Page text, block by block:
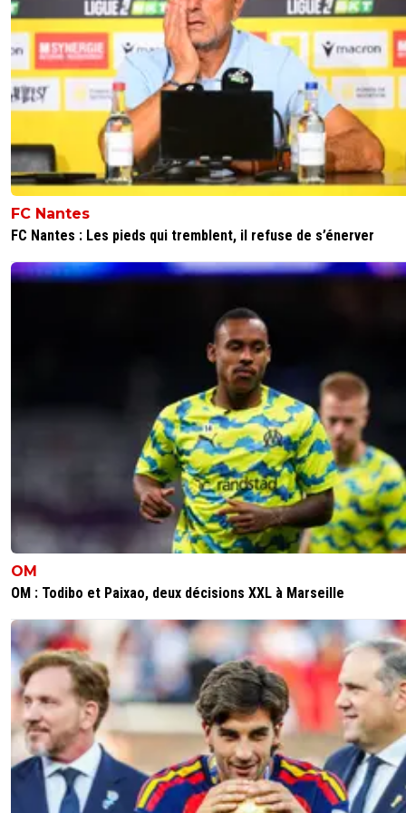
de ne pas avoir besoin de céder même si il y a
très grosse offre.
+ Répondre
joekidd
Je suis entièrement d'accord avec toi.Quand
joueur est déclaré intransférable (surtout au
voir les médias espagnols dire qu'il peut y avoir
discussion à partir d'un certain montant (quel
pour vendre et faire du clics.Et Foot01 se fait
le porte-voix de ces "merdias" (tiens, ça me
quelqu'un^^) qui ne font que des fake news.
+0
Déjà il n'est pas à vendre et 130M€ c'est pas cher du
un joueur comme Vitinha qui est un des meilleurs au
son poste..même a 150 c'est mort! Il est intransferable
Répondre
hugo-da-costa 05 août 2025 à 12:12 +0
Rumeurs des espagnols c'est bidon ..
Fake. 0 discussion. Il est verrouillé ! On garde
0+ Répondre
th4n 05 août 2025 à 11:45 +0
C'est pas le genre de cible de ces radins, ils cherchent
en fin de contrat prêt à partir libre. Lui on vient de le
pour longtemps et on est pas en manque de fonds donc
rumeurs bidons ...
FC Nantes
FC Nantes : Les pieds qui tremblent, il refuse de s’énerver
OM
OM : Todibo et Paixao, deux décisions XXL à Marseille